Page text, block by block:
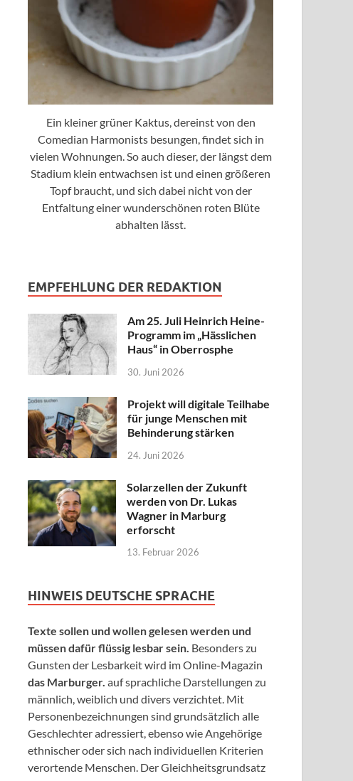
Ein kleiner grüner Kaktus, dereinst von den
Comedian Harmonists besungen, findet sich in
vielen Wohnungen. So auch dieser, der längst dem
Stadium klein entwachsen ist und einen größeren
Topf braucht, und sich dabei nicht von der
Entfaltung einer wunderschönen roten Blüte
abhalten lässt.
EMPFEHLUNG DER REDAKTION
Am 25. Juli Heinrich Heine-
Programm im „Hässlichen
Haus“ in Oberrosphe
30. Juni 2026
Projekt will digitale Teilhabe
für junge Menschen mit
Behinderung stärken
24. Juni 2026
Solarzellen der Zukunft
werden von Dr. Lukas
Wagner in Marburg
erforscht
13. Februar 2026
HINWEIS DEUTSCHE SPRACHE
Texte sollen und wollen gelesen werden und
müssen dafür flüssig lesbar sein. Besonders zu
Gunsten der Lesbarkeit wird im Online-Magazin
das Marburger. auf sprachliche Darstellungen zu
männlich, weiblich und divers verzichtet. Mit
Personenbezeichnungen sind grundsätzlich alle
Geschlechter adressiert, ebenso wie Angehörige
ethnischer oder sich nach individuellen Kriterien
verortende Menschen. Der Gleichheitsgrundsatz